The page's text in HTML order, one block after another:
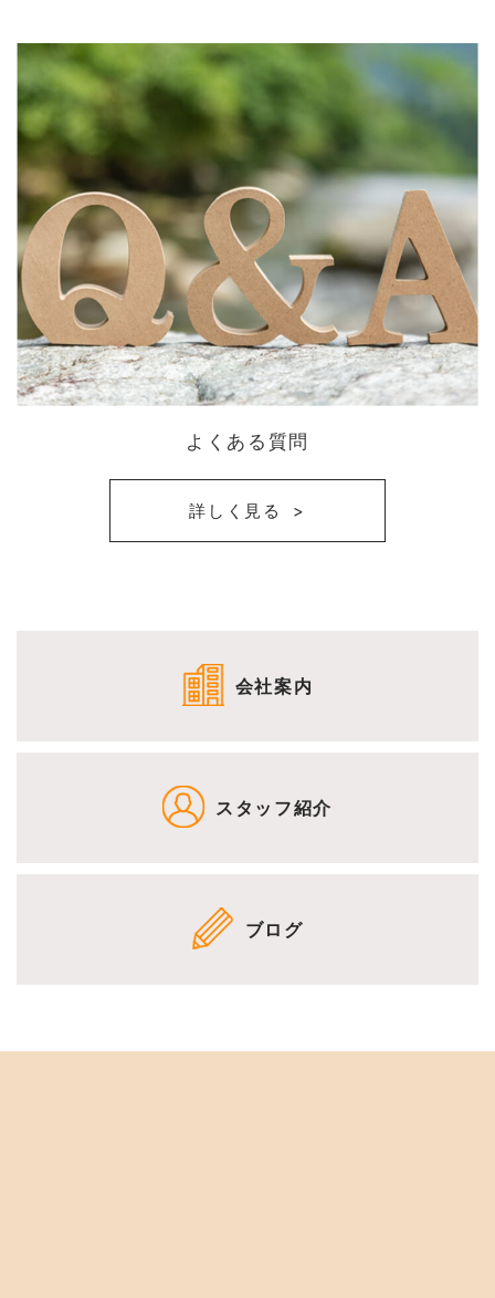
よくある質問
詳しく見る
会社案内
スタッフ紹介
ブログ